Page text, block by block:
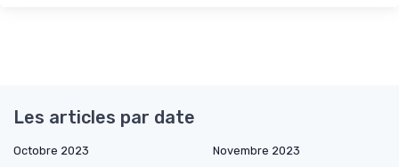
Les articles par date
Octobre 2023
Novembre 2023